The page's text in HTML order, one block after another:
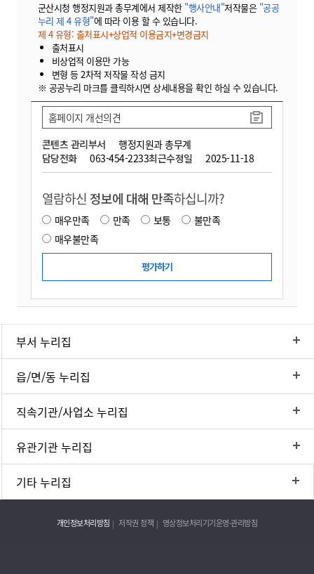
군산시청 행정지원과 총무계에서 제작한 "행사안내"저작물은 "공공
누리 제 4 유형"에 따라 이용 할 수 있습니다.
제 4 유형: 출처표시+상업적 이용금지+변경금지
출처표시
비상업적 이용만 가능
변형 등 2차적 저작물 작성 금지
※ 공공누리 마크를 클릭하시면 상세내용을 확인 하실 수 있습니다.
콘텐츠 관리부서
행정지원과 총무계
담당전화
063-454-2233최근수정일 2025-11-18
홈페이지 개선의견
열람하신 정보에 대해 만족하십니까?
매우만족 만족 보통
불만족
매우불만족
부서 누리집
읍/면/동 누리집
직속기관/사업소 누리집
유관기관 누리집
기타 누리집
개인정보처리방침 저작권 정책 영상정보처리기기운영·관리방침